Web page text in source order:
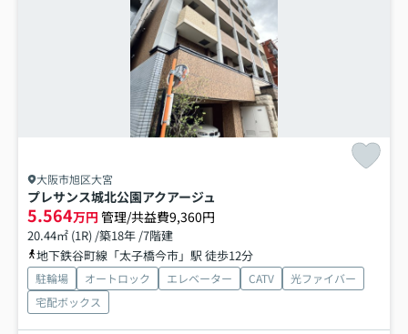
大阪市旭区大宮
プレサンス城北公園アクアージュ
5.564万円 管理/共益費9,360円
20.44㎡ (1R) /築18年 /7階建
地下鉄谷町線「太子橋今市」駅 徒歩12分
駐輪場 オートロック エレベーター CATV
光ファイバー
宅配ボックス